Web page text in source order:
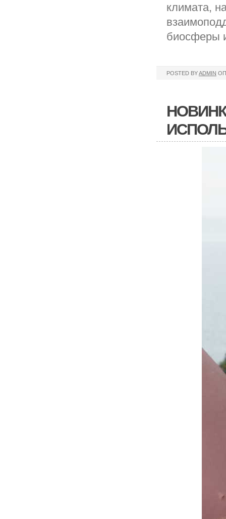
климата,
биосферы
POSTED BYADMIN